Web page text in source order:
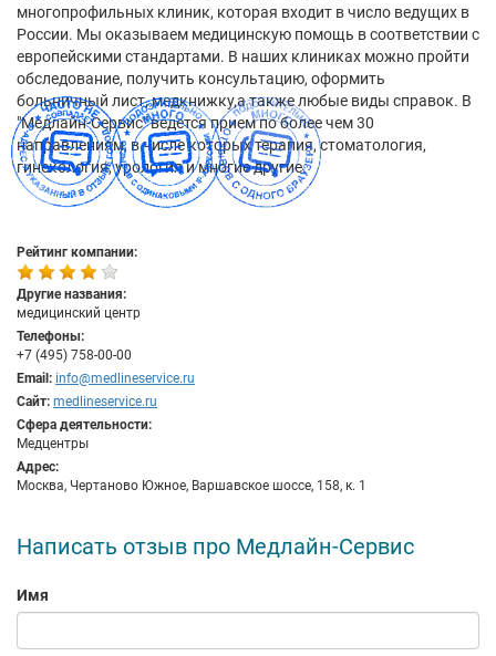
многопрофильных клиник, которая входит в число ведущих в
России. Мы оказываем медицинскую помощь в соответствии с
европейскими стандартами. В наших клиниках можно пройти
обследование, получить консультацию, оформить
больничный лист, медкнижку,а также любые виды справок. В
"Медлайн-Сервис" ведется прием по более чем 30
направлениям, в числе которых терапия, стоматология,
гинекология, урология и многие другие.
Рейтинг компании:
Другие названия:
медицинский центр
Телефоны:
+7 (495) 758-00-00
Email: info@medlineservice.ru
Сайт: medlineservice.ru
Сфера деятельности:
Медцентры
Адрес:
Москва, Чертаново Южное, Варшавское шоссе, 158, к. 1
Написать отзыв про Медлайн-Сервис
Имя